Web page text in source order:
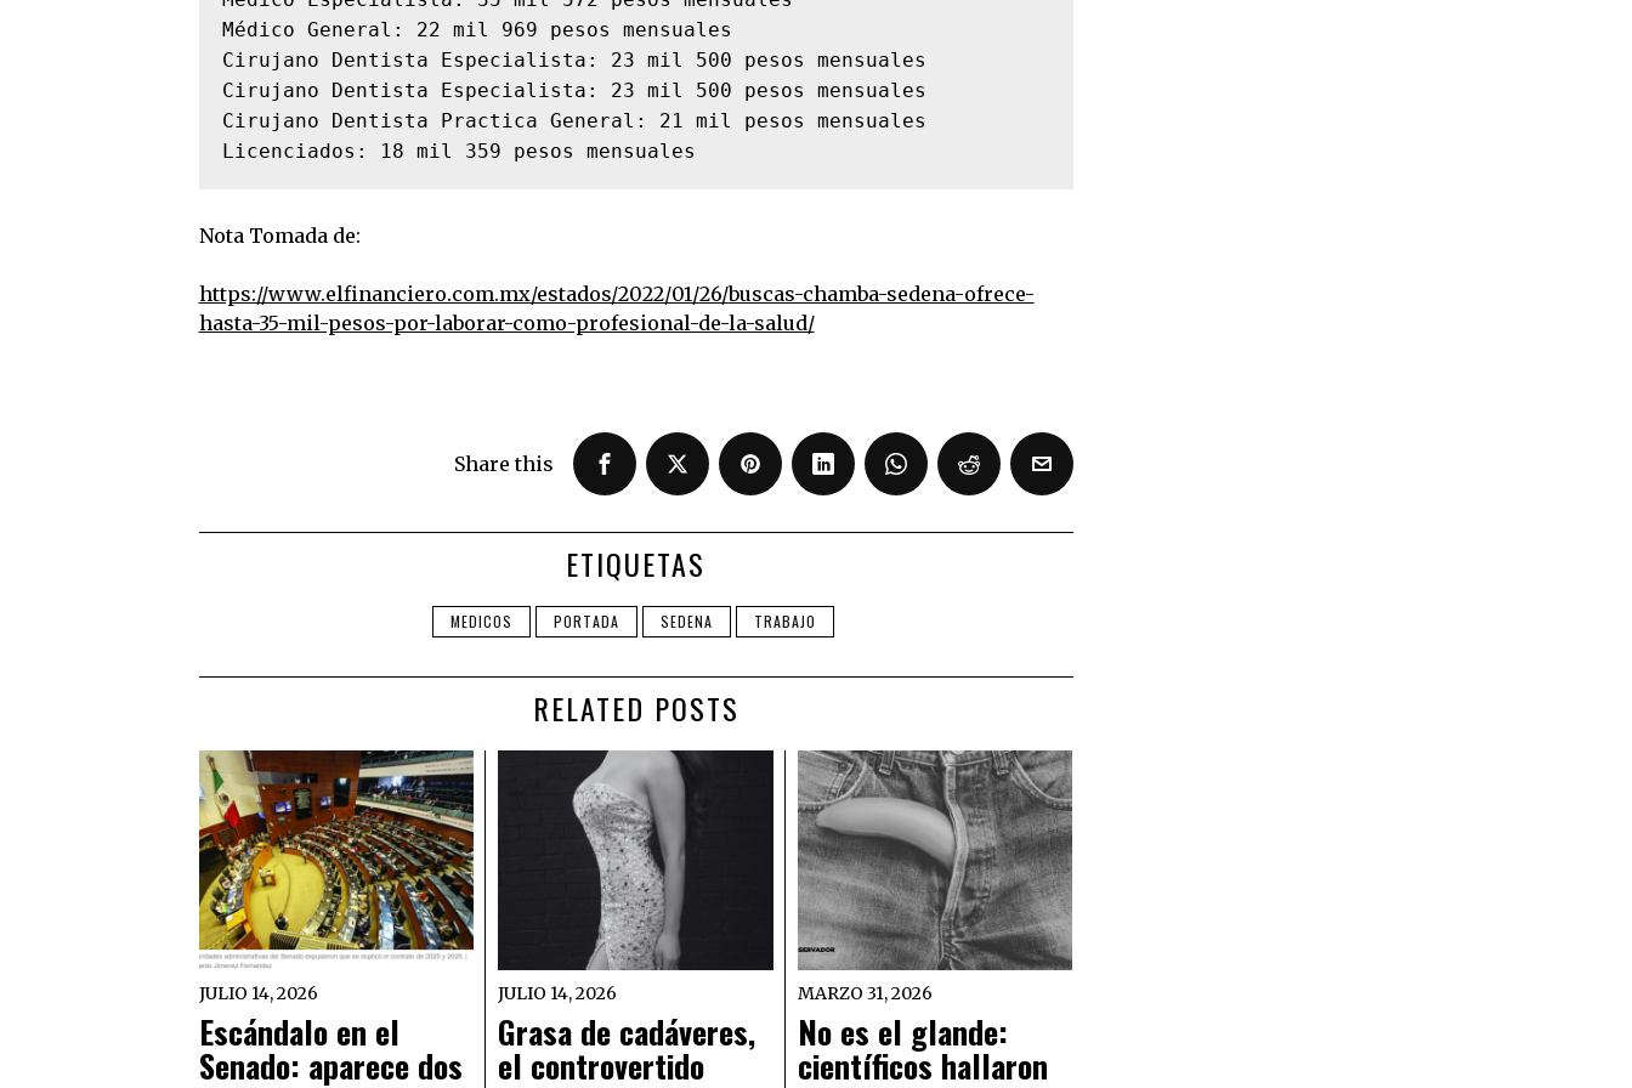
Médico General: 22 mil 969 pesos mensuales
Cirujano Dentista Especialista: 23 mil 500 pesos mensuales
Cirujano Dentista Especialista: 23 mil 500 pesos mensuales
Cirujano Dentista Practica General: 21 mil pesos mensuales
Licenciados: 18 mil 359 pesos mensuales
Nota Tomada de:
https://www.elfinanciero.com.mx/estados/2022/01/26/buscas-chamba-sedena-ofrece-
hasta-35-mil-pesos-por-laborar-como-profesional-de-la-salud/
Share this
ETIQUETAS
MEDICOS PORTADA SEDENA TRABAJO
RELATED POSTS
JULIO 14, 2026
Escándalo en el
Senado: aparece dos
JULIO 14, 2026
Grasa de cadáveres,
el controvertido
MARZO 31, 2026
No es el glande:
científicos hallaron